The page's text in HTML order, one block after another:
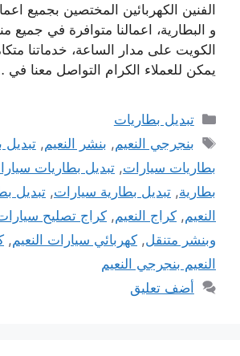
الفنين الكهربائين المختصين بجميع
و البطارية، اعمالنا متوافرة في
الكويت على مدار الساعة، خدماتنا
يمكن للعملاء الكرام التواصل معنا في
التصنيفات
تبديل بطاريات
الوسوم
بنجرجي النعيم, بنشر النعيم,تبديل
بطاريات سيارات, تبديل بطاريات
بطارية, تبديل بطارية سيارات, تبديل
النعيم, كراج النعيم, كراج تصليح سيارات
وبنشر متنقل, كهربائي سيارات النعيم,
النعيم بنجرجي النعيم
أضف تعليق